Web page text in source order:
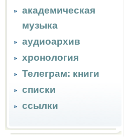
академическая
музыка
аудиоархив
хронология
Телеграм: книги
списки
ссылки